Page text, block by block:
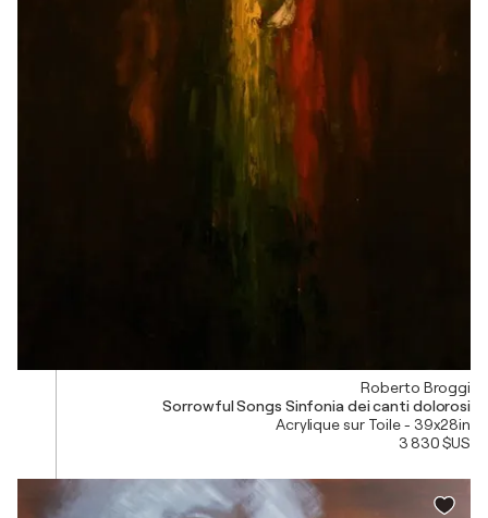
Roberto Broggi
Sorrowful Songs Sinfonia dei canti dolorosi
Acrylique sur Toile - 39x28in
3 830 $US